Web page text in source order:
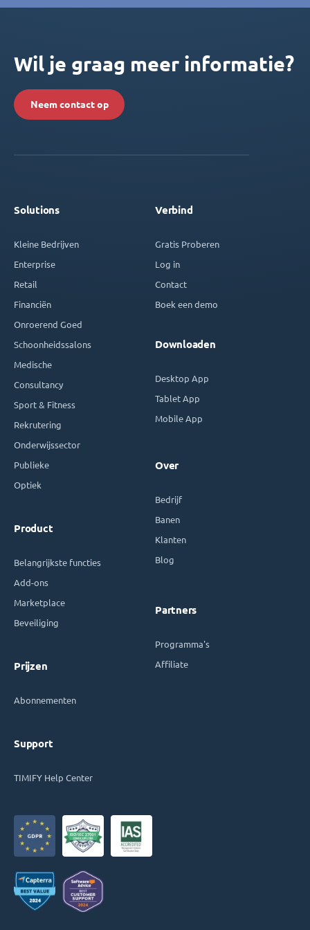
Wil je graag meer informatie?
Neem contact op
Solutions
Kleine Bedrijven
Enterprise
Retail
Financiën
Onroerend Goed
Schoonheidssalons
Medische
Consultancy
Sport & Fitness
Rekrutering
Onderwijssector
Publieke
Optiek
Product
Belangrijkste functies
Add-ons
Marketplace
Beveiliging
Prijzen
Abonnementen
Support
TIMIFY Help Center
Verbind
Gratis Proberen
Log in
Contact
Boek een demo
Downloaden
Desktop App
Tablet App
Mobile App
Over
Bedrijf
Banen
Klanten
Blog
Partners
Programma's
Affiliate